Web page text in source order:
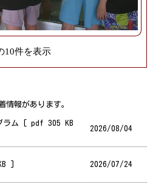
10件を表示
情報があります。
ラム [ pdf 305 KB
2026/08/04
] 2026/07/24